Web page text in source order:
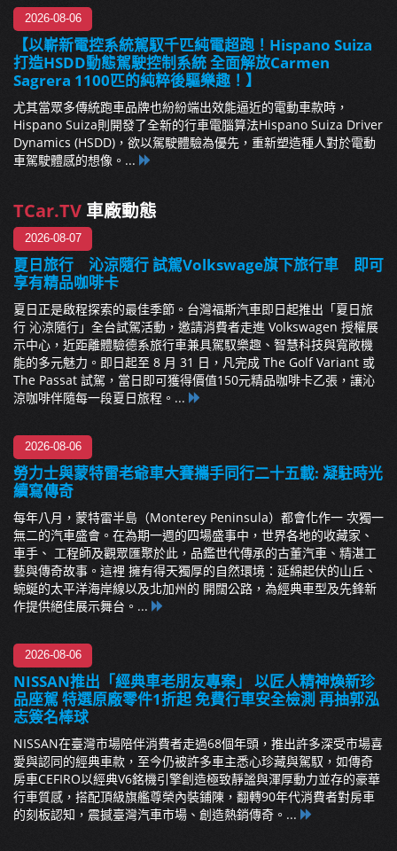
2026-08-06
【以嶄新電控系統駕馭千匹純電超跑！Hispano Suiza
打造HSDD動態駕駛控制系統 全面解放Carmen
Sagrera 1100匹的純粹後驅樂趣！】
尤其當眾多傳統跑車品牌也紛紛端出效能逼近的電動車款時，
Hispano Suiza則開發了全新的行車電腦算法Hispano Suiza Driver
Dynamics (HSDD)，欲以駕駛體驗為優先，重新塑造種人對於電動
車駕駛體感的想像。...
TCar.TV 車廠動態
2026-08-07
夏日旅行 沁涼隨行 試駕Volkswage旗下旅行車 即可
享有精品咖啡卡
夏日正是啟程探索的最佳季節。台灣福斯汽車即日起推出「夏日旅
行 沁涼隨行」全台試駕活動，邀請消費者走進 Volkswagen 授權展
示中心，近距離體驗德系旅行車兼具駕馭樂趣、智慧科技與寬敞機
能的多元魅力。即日起至 8 月 31 日，凡完成 The Golf Variant 或
The Passat 試駕，當日即可獲得價值150元精品咖啡卡乙張，讓沁
涼咖啡伴隨每一段夏日旅程。...
2026-08-06
勞力士與蒙特雷老爺車大賽攜手同行二十五載: 凝駐時光
續寫傳奇
每年八月，蒙特雷半島（Monterey Peninsula）都會化作一 次獨一
無二的汽車盛會。在為期一週的四場盛事中，世界各地的收藏家、
車手、 工程師及觀眾匯聚於此，品鑑世代傳承的古董汽車、精湛工
藝與傳奇故事。這裡 擁有得天獨厚的自然環境：延綿起伏的山丘、
蜿蜒的太平洋海岸線以及北加州的 開闊公路，為經典車型及先鋒新
作提供絕佳展示舞台。...
2026-08-06
NISSAN推出「經典車老朋友專案」 以匠人精神煥新珍
品座駕 特選原廠零件1折起 免費行車安全檢測 再抽郭泓
志簽名棒球
NISSAN在臺灣市場陪伴消費者走過68個年頭，推出許多深受市場喜
愛與認同的經典車款，至今仍被許多車主悉心珍藏與駕馭，如傳奇
房車CEFIRO以經典V6銘機引擎創造極致靜謐與渾厚動力並存的豪華
行車質感，搭配頂級旗艦尊榮內裝鋪陳，翻轉90年代消費者對房車
的刻板認知，震撼臺灣汽車市場、創造熱銷傳奇。...